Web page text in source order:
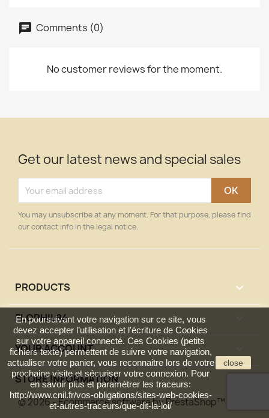
En poursuivant votre navigation sur ce site, vous
devez accepter l’utilisation et l'écriture de Cookies
sur votre appareil connecté. Ces Cookies (petits
fichiers texte) permettent de suivre votre navigation,
actualiser votre panier, vous reconnaitre lors de votre
prochaine visite et sécuriser votre connexion. Pour
en savoir plus et paramétrer les traceurs:
http://www.cnil.fr/vos-obligations/sites-web-cookies-
et-autres-traceurs/que-dit-la-loi/
close
Comments (0)
No customer reviews for the moment.
Get our latest news and special sales
You may unsubscribe at any moment. For that purpose, please find
our contact info in the legal notice.
PRODUCTS 
FLOPHIL84
YOUR ACCOUNT
STORE INFORMATION
© 2026 - Ecommerce software by PrestaShop™